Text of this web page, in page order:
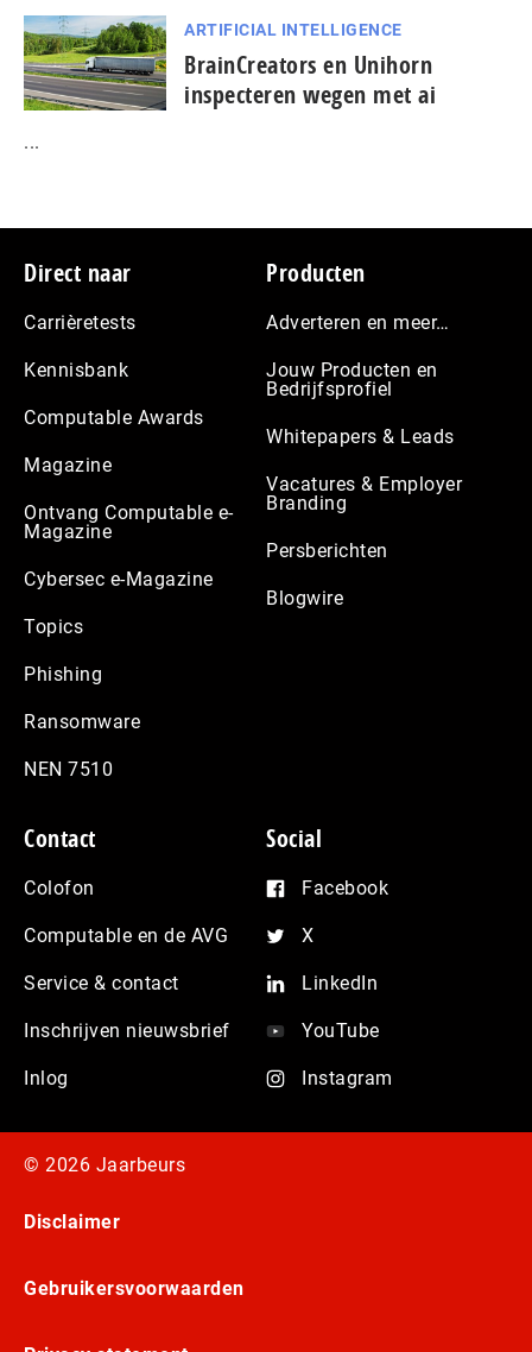
ARTIFICIAL INTELLIGENCE
BrainCreators en Unihorn
inspecteren wegen met ai
...
Footer
Direct naar
Carrièretests
Kennisbank
Computable Awards
Magazine
Ontvang Computable e-
Magazine
Cybersec e-Magazine
Topics
Phishing
Ransomware
NEN 7510
Producten
Adverteren en meer…
Jouw Producten en
Bedrijfsprofiel
Whitepapers & Leads
Vacatures & Employer
Branding
Persberichten
Blogwire
Contact
Colofon
Computable en de AVG
Service & contact
Inschrijven nieuwsbrief
Inlog
Social
Facebook
X
LinkedIn
YouTube
Instagram
© 2026 Jaarbeurs
Disclaimer
Gebruikersvoorwaarden